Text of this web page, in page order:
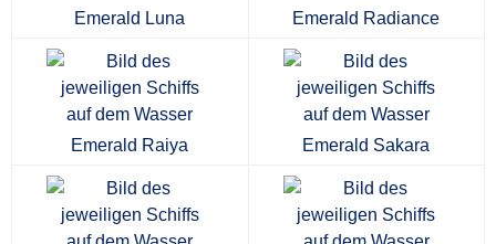
Emerald Luna Emerald Radiance
Emerald Raiya Emerald Sakara